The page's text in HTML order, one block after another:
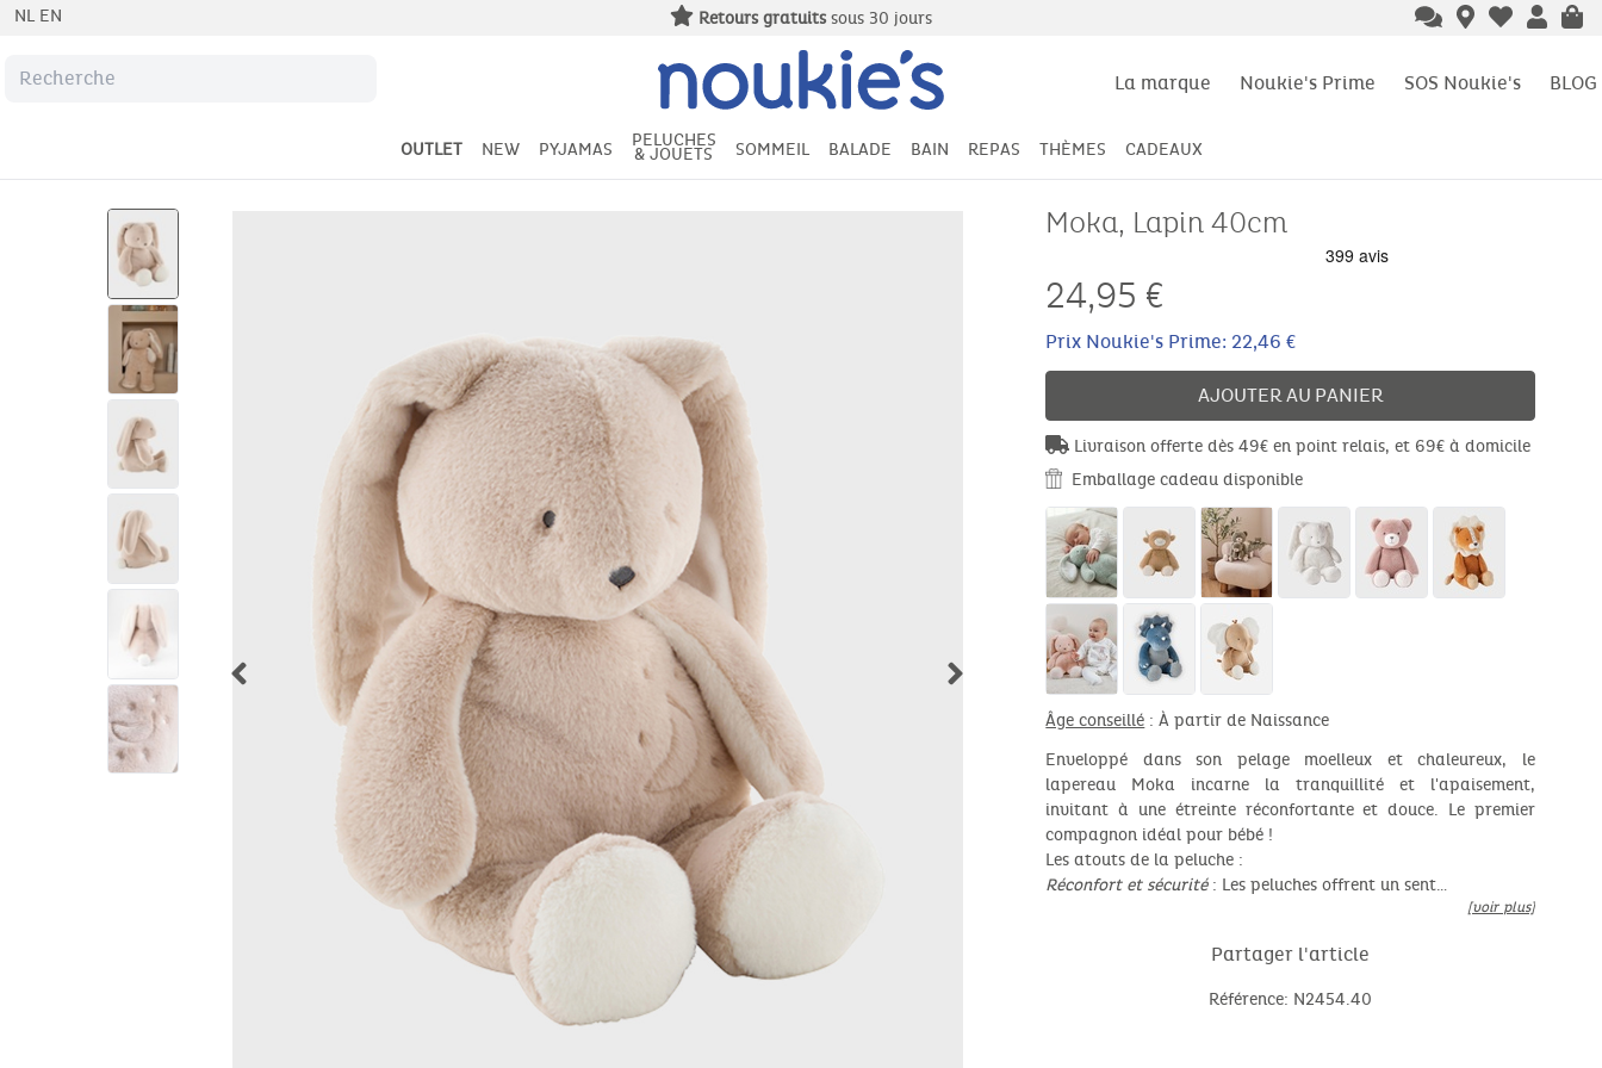
NL EN Retours gratuitssous 30 jours
La marque Noukie's Prime SOS Noukie's BLOG
OUTLET NEW PYJAMAS PELUCHES
& JOUETS SOMMEIL BALADE BAIN REPAS THÈMES CADEAUX
Moka, Lapin 40cm
24,95 €
Prix Noukie's Prime: 22,46 €
AJOUTER AU PANIER
Livraison offerte dès 49€ en point relais, et 69€ à domicile
Emballage cadeau disponible
Âge conseillé : À partir de Naissance
Enveloppé dans son pelage moelleux et chaleureux, le
lapereau Moka incarne la tranquillité et l'apaisement,
invitant à une étreinte réconfortante et douce. Le premier
compagnon idéal pour bébé !
Les atouts de la peluche :
Réconfort et sécurité: Les peluches offrent un sent…
[voir plus]
Partager l'article
Référence: N2454.40